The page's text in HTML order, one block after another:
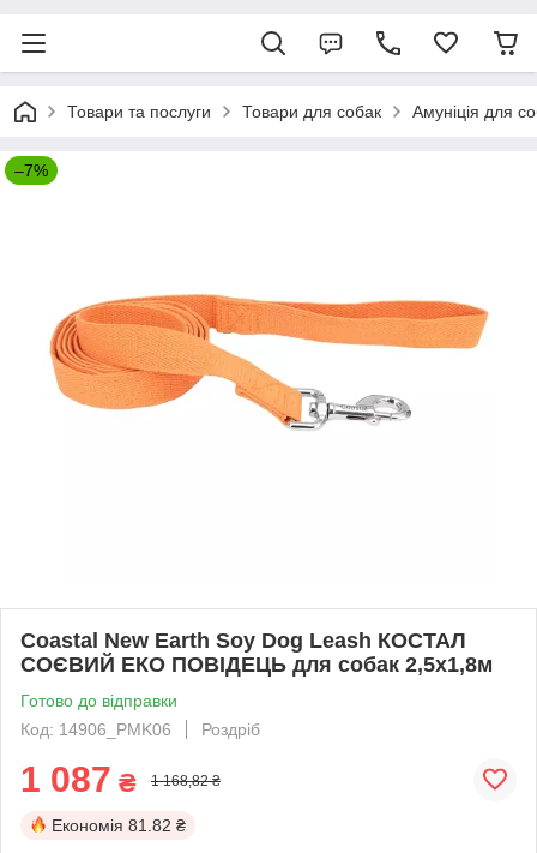
Товари та послуги Товари для собак Амуніція для
–7%
Coastal New Earth Soy Dog Leash КОСТАЛ
СОЄВИЙ ЕКО ПОВІДЕЦЬ для собак 2,5х1,8м
Готово до відправки
Код: 14906_PMK06
Роздріб
1 087 ₴ 1 168,82 ₴
Економія 81.82 ₴